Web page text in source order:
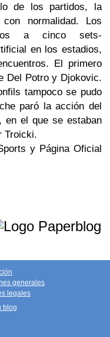
de los partidos, la
normalidad. Los
a cinco sets-
en los estadios,
El primero
Del Potro y Djokovic.
tampoco se pudo
paró la acción del
en el que se estaban
Troicki.
y Página Oficial
generales
legales
blog